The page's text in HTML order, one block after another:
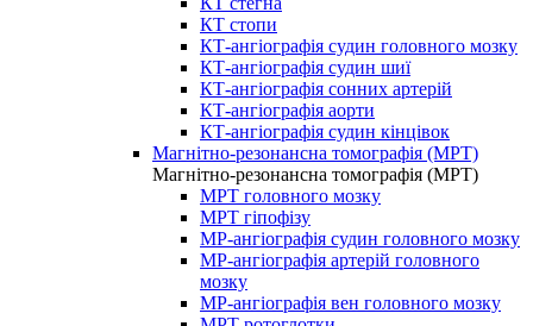
КТ стопи
КТ-ангіографія судин головного мозку
КТ-ангіографія судин шиї
КТ-ангіографія сонних артерій
КТ-ангіографія аорти
КТ-ангіографія судин кінцівок
Магнітно-резонансна томографія (МРТ)
Магнітно-резонансна томографія (МРТ)
МРТ головного мозку
МРТ гіпофізу
МР-ангіографія судин головного мозку
МР-ангіографія артерій головного
мозку
МР-ангіографія вен головного мозку